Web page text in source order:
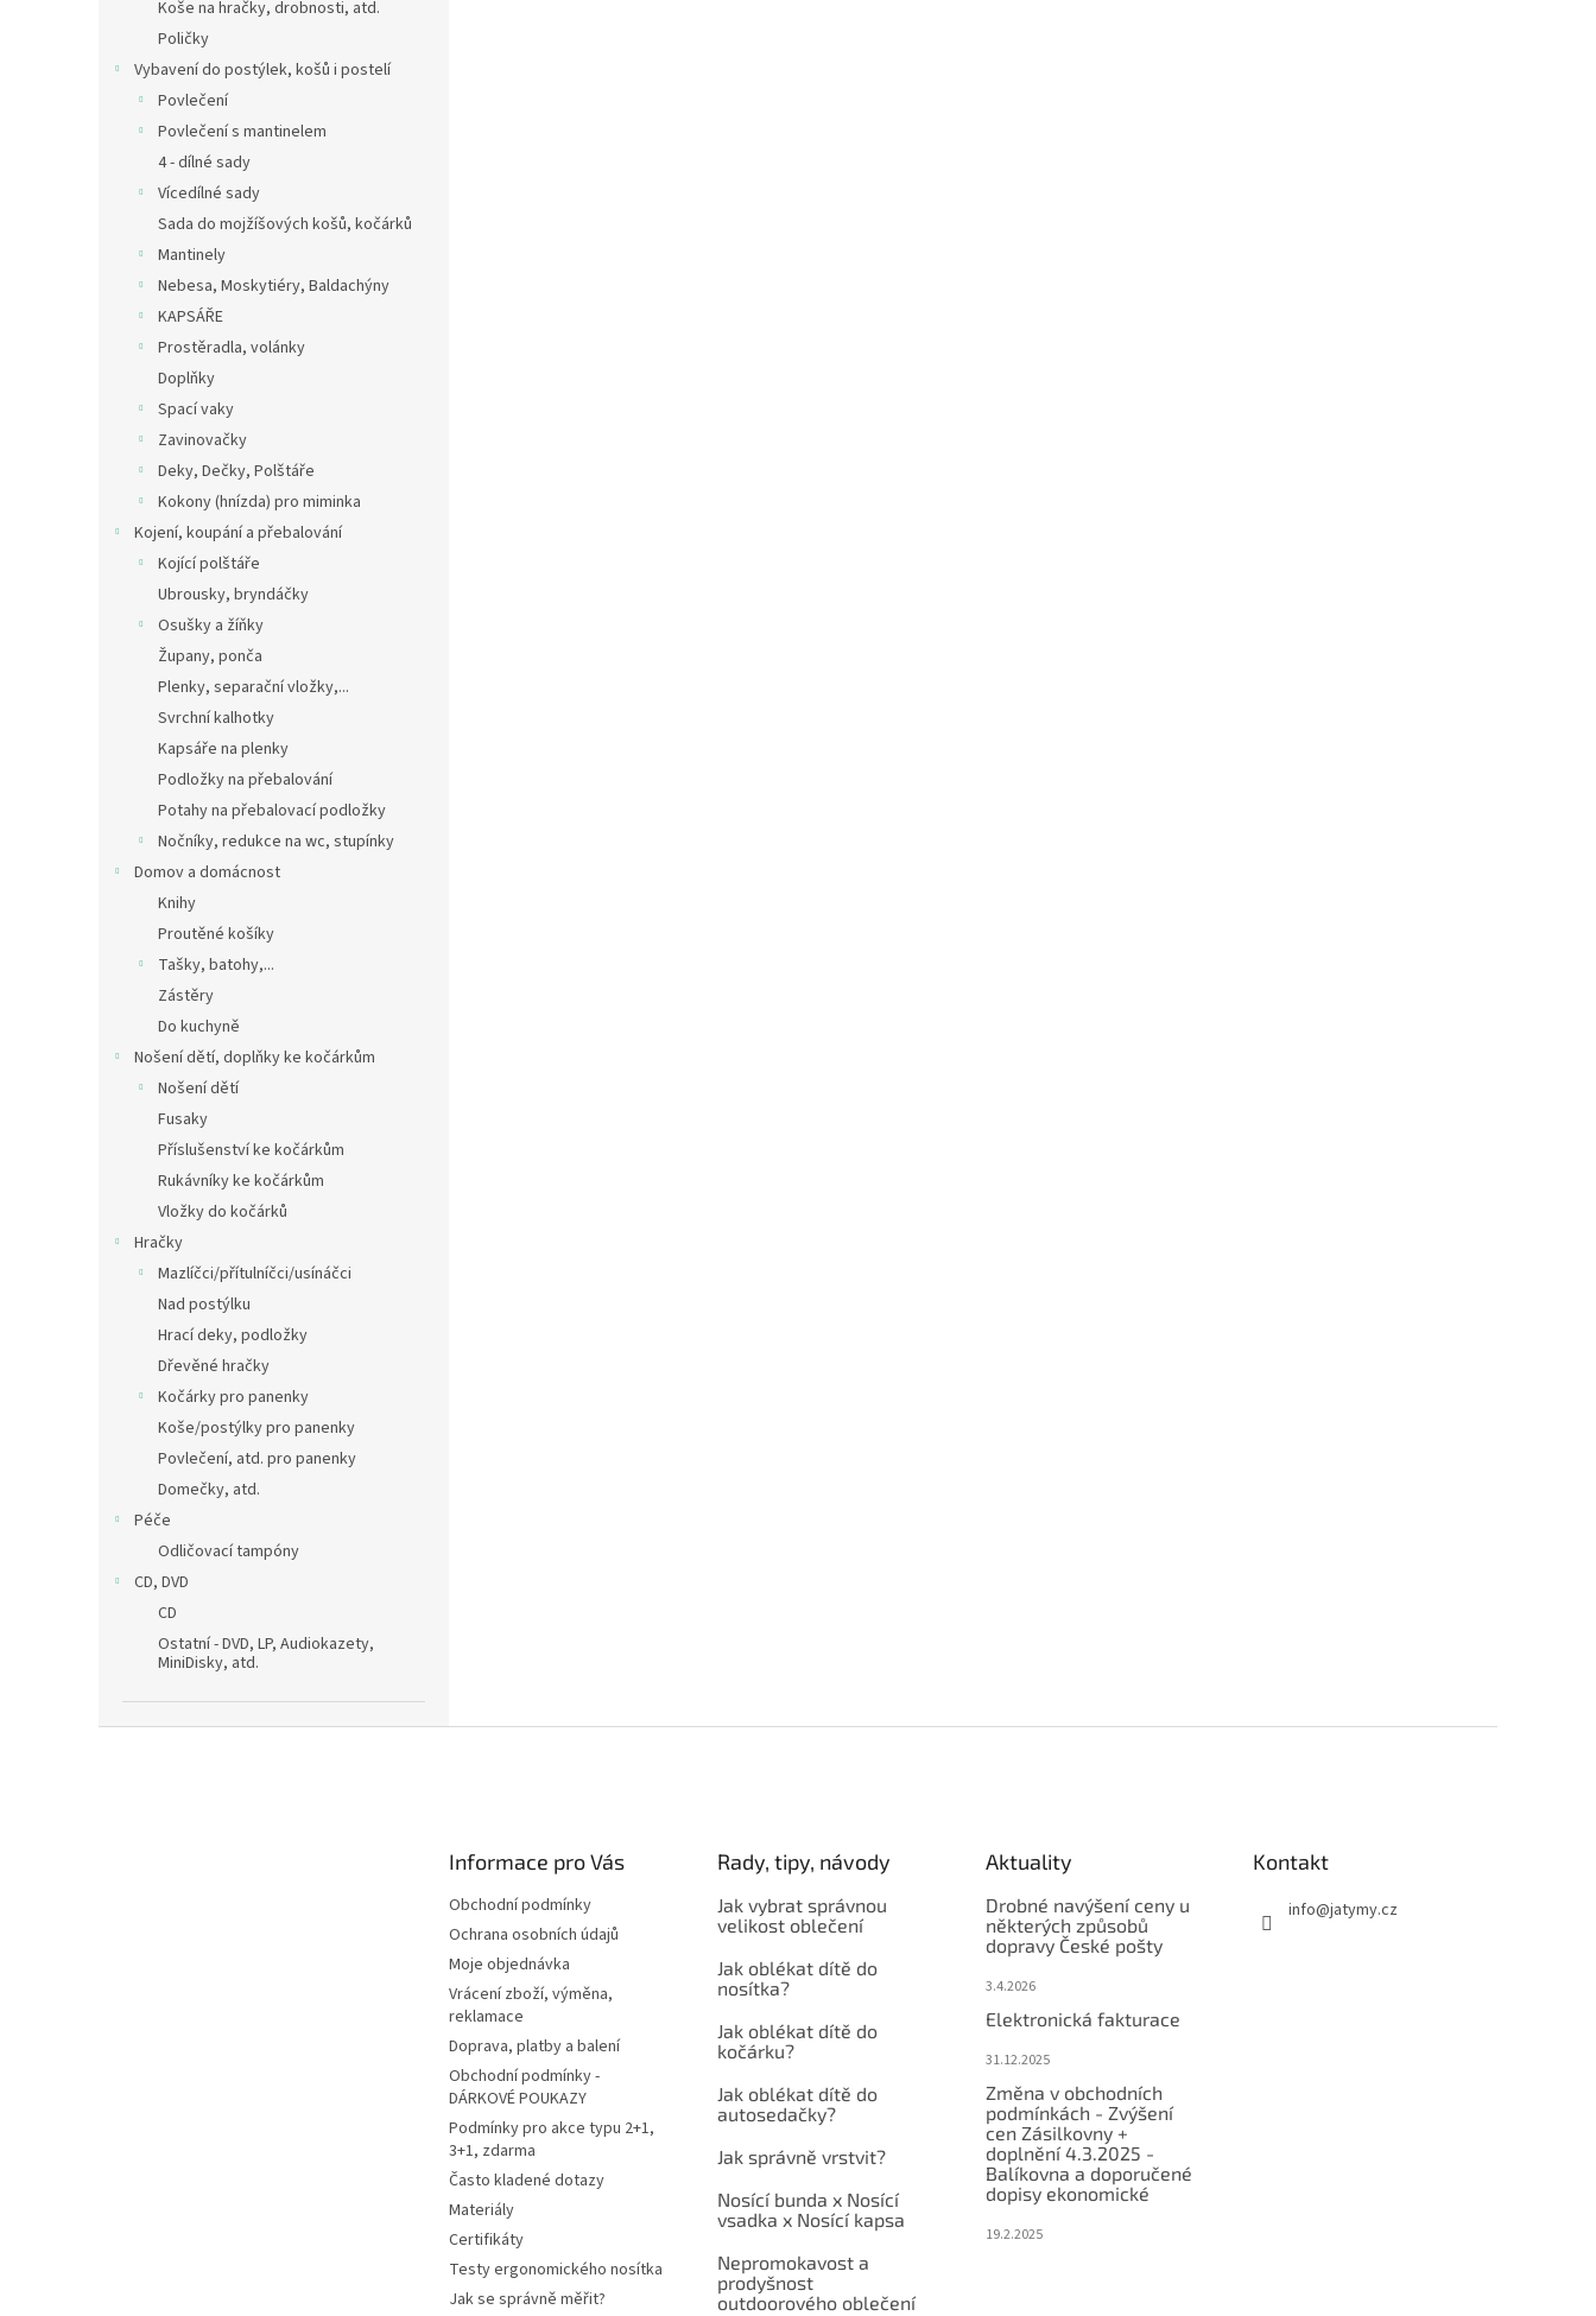
Koše na hračky, drobnosti, atd.
Poličky
Vybavení do postýlek, košů i postelí
Povlečení
Povlečení s mantinelem
4 - dílné sady
Vícedílné sady
Sada do mojžíšových košů, kočárků
Mantinely
Nebesa, Moskytiéry, Baldachýny
KAPSÁŘE
Prostěradla, volánky
Doplňky
Spací vaky
Zavinovačky
Deky, Dečky, Polštáře
Kokony (hnízda) pro miminka
Kojení, koupání a přebalování
Kojící polštáře
Ubrousky, bryndáčky
Osušky a žíňky
Župany, ponča
Plenky, separační vložky,...
Svrchní kalhotky
Kapsáře na plenky
Podložky na přebalování
Potahy na přebalovací podložky
Nočníky, redukce na wc, stupínky
Domov a domácnost
Knihy
Proutěné košíky
Tašky, batohy,...
Zástěry
Do kuchyně
Nošení dětí, doplňky ke kočárkům
Nošení dětí
Fusaky
Příslušenství ke kočárkům
Rukávníky ke kočárkům
Vložky do kočárků
Hračky
Mazlíčci/přítulníčci/usínáčci
Nad postýlku
Hrací deky, podložky
Dřevěné hračky
Kočárky pro panenky
Koše/postýlky pro panenky
Povlečení, atd. pro panenky
Domečky, atd.
Péče
Odličovací tampóny
CD, DVD
CD
Ostatní - DVD, LP, Audiokazety,
MiniDisky, atd.
Informace pro Vás
Obchodní podmínky
Ochrana osobních údajů
Moje objednávka
Vrácení zboží, výměna,
reklamace
Doprava, platby a balení
Obchodní podmínky -
DÁRKOVÉ POUKAZY
Podmínky pro akce typu 2+1,
3+1, zdarma
Často kladené dotazy
Materiály
Certifikáty
Testy ergonomického nosítka
Jak se správně měřit?
Rady, tipy, návody
Jak vybrat správnou
velikost oblečení
Jak oblékat dítě do
nosítka?
Jak oblékat dítě do
kočárku?
Jak oblékat dítě do
autosedačky?
Jak správně vrstvit?
Nosící bunda x Nosící
vsadka x Nosící kapsa
Nepromokavost a
prodyšnost
outdoorového oblečení
Aktuality
Drobné navýšení ceny u
některých způsobů
dopravy České pošty
3.4.2026
Elektronická fakturace
31.12.2025
Změna v obchodních
podmínkách - Zvýšení
cen Zásilkovny +
doplnění 4.3.2025 -
Balíkovna a doporučené
dopisy ekonomické
19.2.2025
Kontakt
info@jatymy.cz